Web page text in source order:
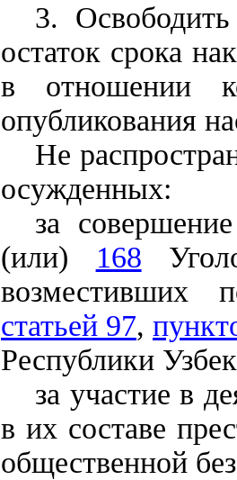
3.
остаток срока
в отношении
опубликования
Не
осужденных:
за
(или) 168
возместивших
статьей 97,
Республики
за участие в
в их составе
общественной